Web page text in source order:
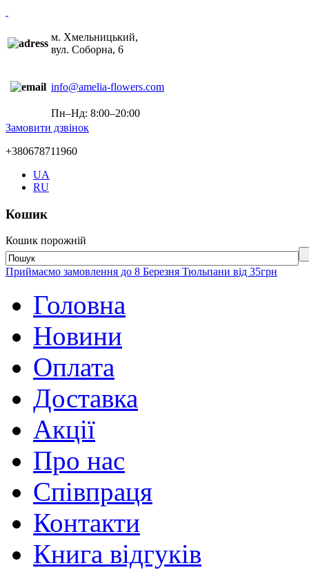
м. Хмельницький,
вул. Соборна, 6
info@amelia-flowers.com
Пн–Нд: 8:00–20:00
Замовити дзвінок
+380678711960
UA
RU
Кошик
Кошик порожній
Приймаємо замовлення до 8 Березня Тюльпани від 35грн
Головна
Новини
Оплата
Доставка
Акції
Про нас
Співпраця
Контакти
Книга відгуків